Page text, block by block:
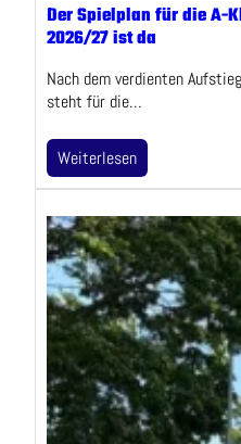
Der Spielplan für die A-
2026/27 ist da
Nach dem verdienten
steht für die…
Weiterlesen